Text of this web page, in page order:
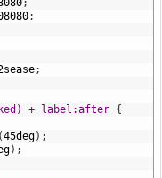
;
ease;
+ label:after {
(45deg) ;
) ;